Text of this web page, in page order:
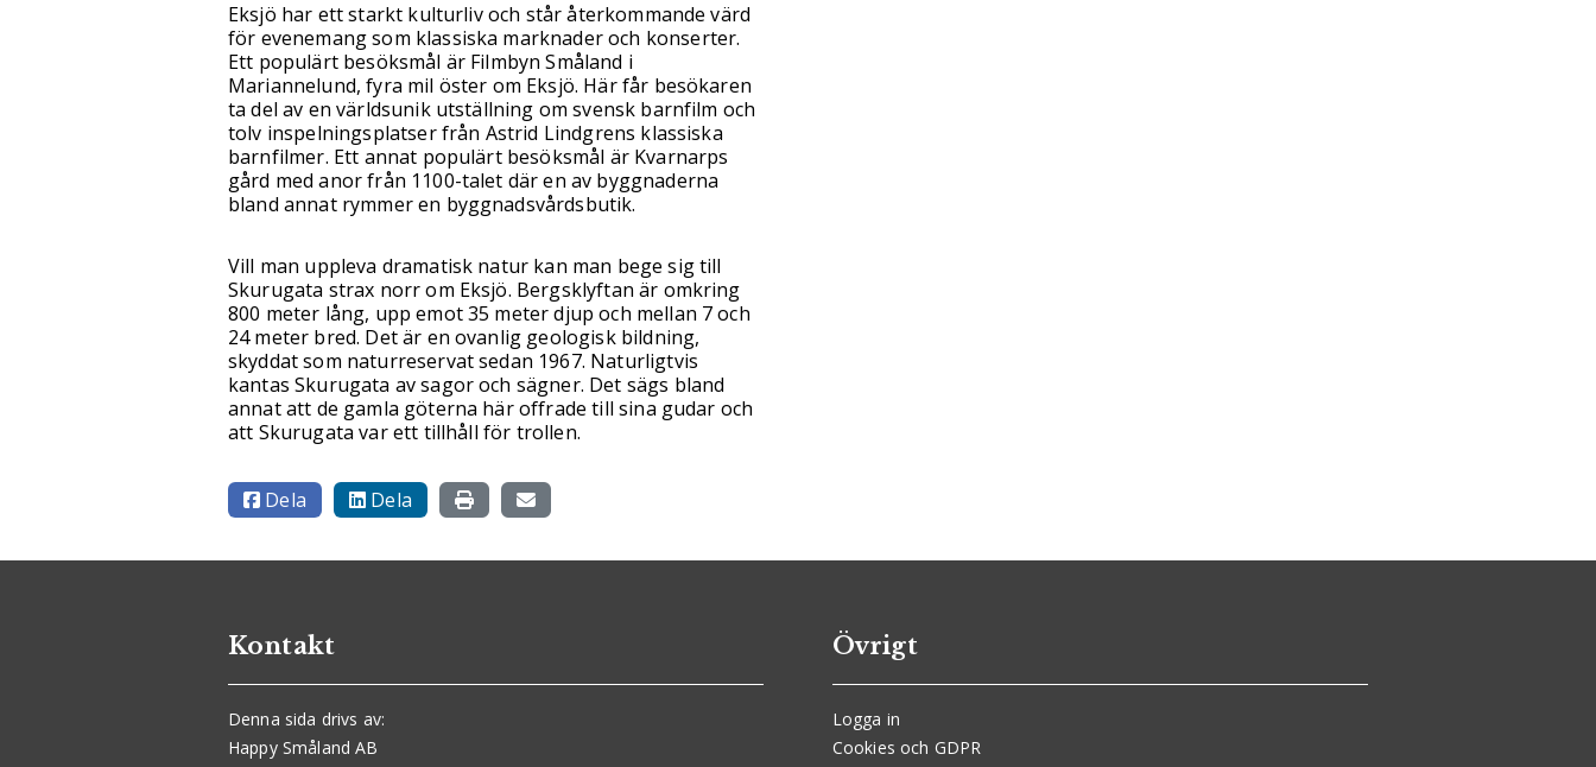
Eksjö har ett starkt kulturliv och står återkommande värd
för evenemang som klassiska marknader och konserter.
Ett populärt besöksmål är Filmbyn Småland i
Mariannelund, fyra mil öster om Eksjö. Här får besökaren
ta del av en världsunik utställning om svensk barnfilm och
tolv inspelningsplatser från Astrid Lindgrens klassiska
barnfilmer. Ett annat populärt besöksmål är Kvarnarps
gård med anor från 1100-talet där en av byggnaderna
bland annat rymmer en byggnadsvårdsbutik.
Vill man uppleva dramatisk natur kan man bege sig till
Skurugata strax norr om Eksjö. Bergsklyftan är omkring
800 meter lång, upp emot 35 meter djup och mellan 7 och
24 meter bred. Det är en ovanlig geologisk bildning,
skyddat som naturreservat sedan 1967. Naturligtvis
kantas Skurugata av sagor och sägner. Det sägs bland
annat att de gamla göterna här offrade till sina gudar och
att Skurugata var ett tillhåll för trollen.
Dela Dela
Kontakt
Denna sida drivs av:
Happy Småland AB
Övrigt
Logga in
Cookies och GDPR